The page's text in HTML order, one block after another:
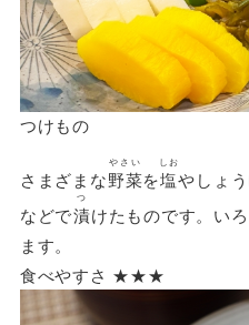
つけもの
さまざまな野菜
やさい
を塩
しお
やしょ
などで漬
つ
けたものです。い
ます。
食べやすさ ★★★